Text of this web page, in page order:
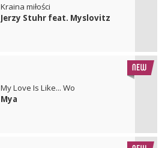
Kraina miłości
Jerzy Stuhr feat. Myslovitz
My Love Is Like... Wo
Mya